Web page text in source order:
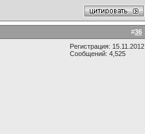
#36
Регистрация: 15.11.2012
Сообщений: 4,525